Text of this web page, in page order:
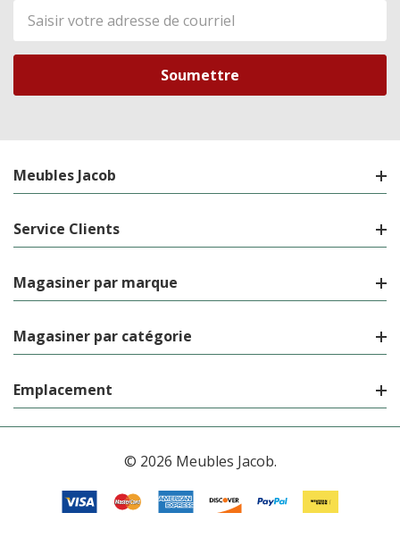
Adresse
de
courriel
Meubles Jacob
Service Clients
Magasiner par marque
Magasiner par catégorie
Emplacement
© 2026 Meubles Jacob.